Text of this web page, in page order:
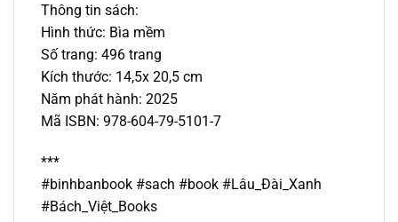
Thông tin sách:
Hình thức: Bìa mềm
Số trang: 496 trang
Kích thước: 14,5x 20,5 cm
Năm phát hành: 2025
Mã ISBN: 978-604-79-5101-7
***
#binhbanbook #sach #book #Lâu_Đài_Xanh
#Bách_Việt_Books